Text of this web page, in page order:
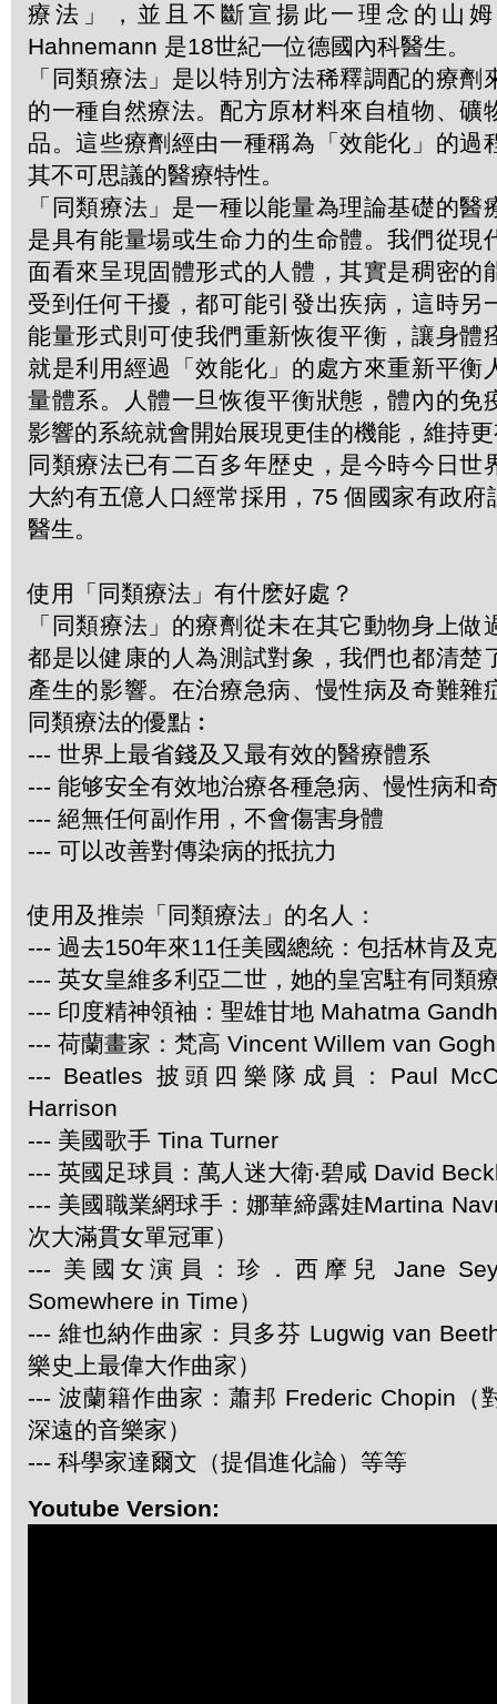
療法」，並且不斷宣揚此一理念的山
Hahnemann 是18世紀一位德國內科醫生。
「同類療法」是以特別方法稀釋調配的療劑
的一種自然療法。配方原材料來自植物、礦
品。這些療劑經由一種稱為「效能化」的過
其不可思議的醫療特性。
「同類療法」是一種以能量為理論基礎的醫
是具有能量場或生命力的生命體。我們從現
面看來呈現固體形式的人體，其實是稠密的
受到任何干擾，都可能引發出疾病，這時另
能量形式則可使我們重新恢復平衡，讓身體
就是利用經過「效能化」的處方來重新平衡
量體系。人體一旦恢復平衡狀態，體內的免
影響的系統就會開始展現更佳的機能，維持
同類療法已有二百多年歴史，是今時今日世
大約有五億人口經常採用，75 個國家有政府
醫生。
使用「同類療法」有什麽好處？
「同類療法」的療劑從未在其它動物身上做
都是以健康的人為測試對象，我們也都清楚
產生的影響。在治療急病、慢性病及奇難雜
同類療法的優點︰
--- 世界上最省錢及又最有效的醫療體系
--- 能够安全有效地治療各種急病、慢性病和
--- 絕無任何副作用，不會傷害身體
--- 可以改善對傳染病的抵抗力
使用及推崇「同類療法」的名人：
--- 過去150年來11任美國總統：包括林肯及
--- 英女皇維多利亞二世，她的皇宮駐有同類
--- 印度精神領袖：聖雄甘地 Mahatma
--- 荷蘭畫家：梵高 Vincent Willem van Gogh
--- Beatles 披頭四樂隊成員：Paul
Harrison
--- 美國歌手 Tina Turner
--- 英國足球員：萬人迷大衛‧碧咸 David
--- 美國職業網球手：娜華締露娃Martina
次大滿貫女單冠軍）
--- 美國女演員：珍．西摩兒 Jane
Somewhere in Time）
--- 維也納作曲家：貝多芬 Lugwig van
樂史上最偉大作曲家）
--- 波蘭籍作曲家：蕭邦 Frederic Chopin（
深遠的音樂家）
--- 科學家達爾文（提倡進化論）等等
Youtube Version: